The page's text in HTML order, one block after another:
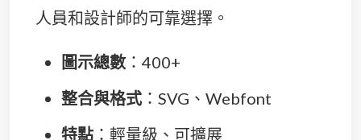
人員和設計師的可靠選擇。
圖示總數 ：400+
整合與格式 ：SVG、Webfont
特點 ：輕量級、可擴展